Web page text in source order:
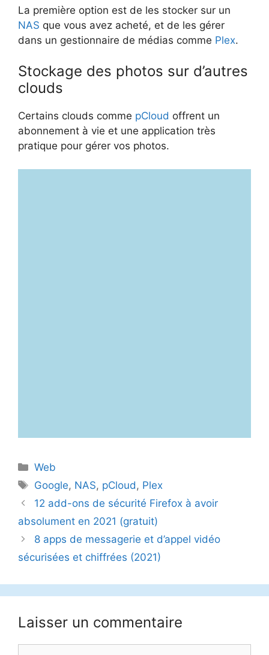
La première option est de les stocker sur un
NAS que vous avez acheté, et de les gérer
dans un gestionnaire de médias comme Plex.
Stockage des photos sur d’autres
clouds
Certains clouds comme pCloud offrent un
abonnement à vie et une application très
pratique pour gérer vos photos.
Catégories
Web
Étiquettes
Google, NAS, pCloud , Plex
12 add-ons de sécurité Firefox à avoir
absolument en 2021 (gratuit)
8 apps de messagerie et d’appel vidéo
sécurisées et chiffrées (2021)
Laisser un commentaire